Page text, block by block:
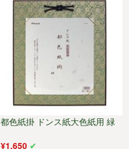
都色紙掛 ドンス紙大色紙用 緑
¥1,650